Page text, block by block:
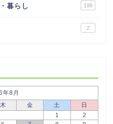
暮らし 199
2
年8月
木 金 土
日
1
2